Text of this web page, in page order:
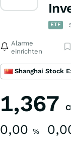
ETF
Alarme
einrichten
1,367
0,00 %